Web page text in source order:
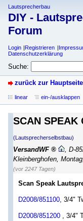
Lautsprecherbau
DIY -
Forum
Login Registrieren
Datenschutzerklärung
Suche:
zurück zur Hauptseite
linear ein-/ausklappen
SCAN
(Lautsprecherselbstbau)
VersandWF
D-
Kleinberghofen
(vor 2247 Tagen)
Scan Speak
D2008/851100 , 3/4"
D2008/851200 , 3/4"